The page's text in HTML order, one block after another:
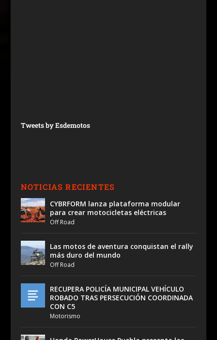
Tweets by Esdemotos
NOTICIAS RECIENTES
CYBRFORM lanza plataforma modular
para crear motocicletas eléctricas
Off Road
Las motos de aventura conquistan el rally
más duro del mundo
Off Road
RECUPERA POLICÍA MUNICIPAL VEHÍCULO
ROBADO TRAS PERSECUCIÓN COORDINADA
CON C5
Motorismo